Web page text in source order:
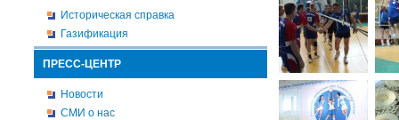
Историческая справка
Газификация
ПРЕСС-ЦЕНТР
Новости
СМИ о нас